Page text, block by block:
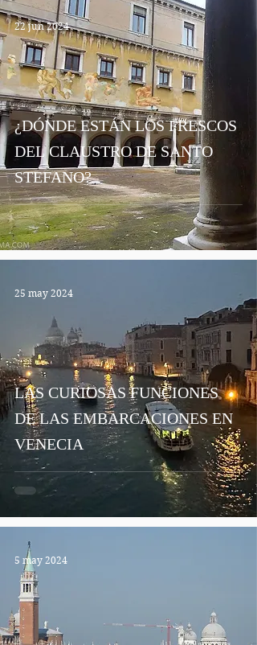
¿DÓNDE ESTÁN LOS FRESCOS
DEL CLAUSTRO DE SANTO
STEFANO?
22 jun 2024
LAS CURIOSAS FUNCIONES
DE LAS EMBARCACIONES EN
VENECIA
25 may 2024
5 may 2024